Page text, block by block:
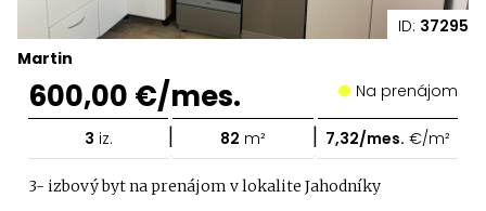
ID: 37295
Martin
600,00 €/mes. Na prenájom
3 iz. | 82 m² | 7,32/mes. €/m²
3- izbový byt na prenájom v lokalite Jahodníky